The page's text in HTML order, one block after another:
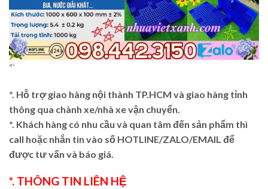
“`
*. Hỗ trợ giao hàng nội thành TP.HCM và giao hàng tỉnh
thông qua chành xe/nhà xe vận chuyển.
*. Khách hàng có nhu cầu và quan tâm đến sản phẩm thì
call hoặc nhắn tin vào số HOTLINE/ZALO/EMAIL để
được tư vấn và báo giá.
*. THÔNG TIN LIÊN HỆ